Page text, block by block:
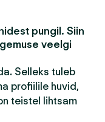
pungil. Siin
veelgi
Selleks tuleb
profiilile huvid,
teistel lihtsam